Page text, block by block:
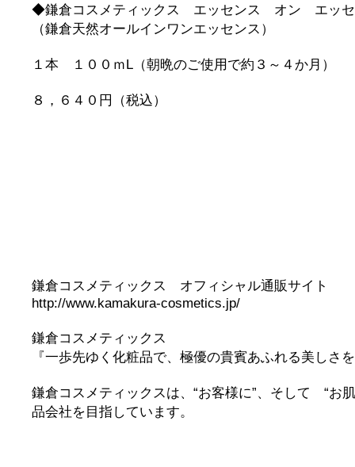
◆鎌倉コスメティックス エッセンス オン エッ
（鎌倉天然オールインワンエッセンス）
１本 １００ｍL（朝晩のご使用で約３～４か月）
８，６４０円（税込）
鎌倉コスメティックス オフィシャル通販サイト
http://www.kamakura-cosmetics.jp/
鎌倉コスメティックス
『一歩先ゆく化粧品で、極優の貴賓あふれる美しさ
鎌倉コスメティックスは、“お客様に”、そして “お
品会社を目指しています。